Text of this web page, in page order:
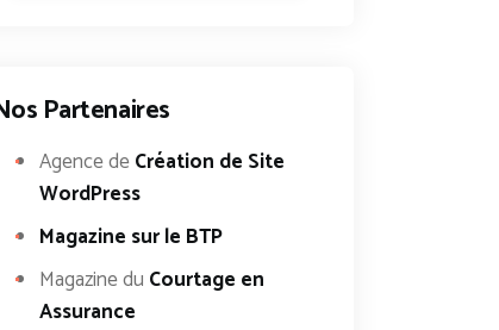
Partenaires
Agence deCréation de Site
WordPress
Magazine sur le BTP
Magazine du Courtage en
Assurance